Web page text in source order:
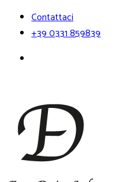
Contattaci
+39 0331 859839